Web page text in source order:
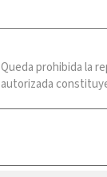
Queda prohibida la
autorizada